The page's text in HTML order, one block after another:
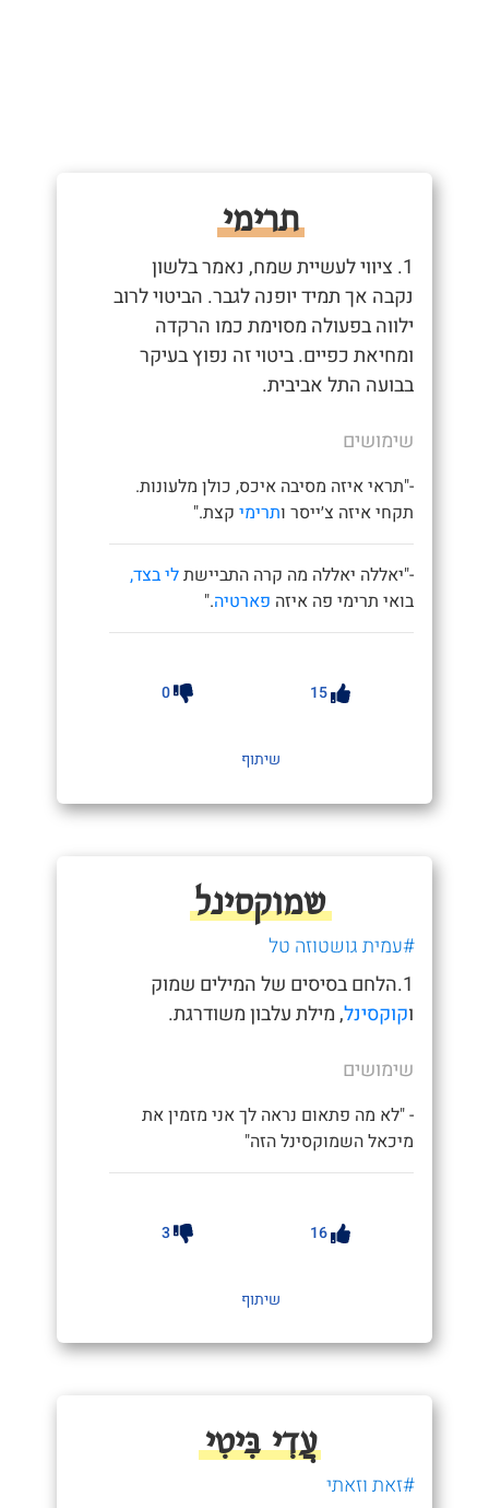
תרימי
1. ציווי לעשיית שמח, נאמר בלשון
נקבה אך תמיד יופנה לגבר. הביטוי לרוב
ילווה בפעולה מסוימת כמו הרקדה
ומחיאת כפיים. ביטוי זה נפוץ בעיקר
בבועה התל אביבית.
שימושים
-"תראי איזה מסיבה איכס, כולן מלעונות.
תקחי איזה צ׳ייסר ותרימי קצת."
-"יאללה יאללה מה קרה התביישתלי בצד,
בואי תרימי פה איזה פארטיה."
15
0
שיתוף
שמוקסינל
#עמית גושטוזה טל
1.הלחם בסיסים של המילים שמוק
וקוקסינל, מילת עלבון משודרגת.
שימושים
- "לא מה פתאום נראה לך אני מזמין את
מיכאל השמוקסינל הזה"
16
3
שיתוף
עֲדִי בִּיטִי
#זאת וזאתי